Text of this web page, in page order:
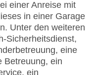
einer Anreise mit
in einer Garage
Unter den weiteren
Sicherheitsdienst,
eine
Betreuung, ein
ein